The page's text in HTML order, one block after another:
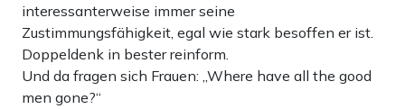
interessanterweise immer seine
Zustimmungsfähigkeit, egal wie stark besoffen er ist.
Doppeldenk in bester reinform.
Und da fragen sich Frauen: „Where have all the good
men gone?“